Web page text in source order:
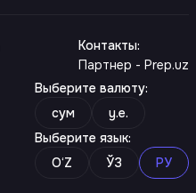
Контакты:
Партнер - Prep.uz
Выберите валюту:
сум
y.e.
Выберите язык:
O‘Z
ЎЗ РУ